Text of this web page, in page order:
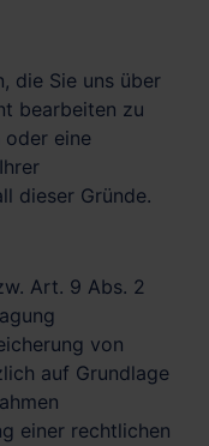
die Sie uns über
bearbeiten zu
oder eine
dieser Gründe.
Art. 9 Abs. 2
von
auf Grundlage
einer rechtlichen